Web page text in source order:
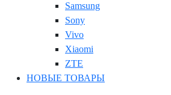
Samsung
Sony
Vivo
Xiaomi
ZTE
НОВЫЕ ТОВАРЫ